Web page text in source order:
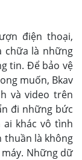
điện thoại,
chữa là những
tin. Để bảo vệ
muốn, Bkav
và video trên
đi những bức
khác vô tình
thuần là không
Những dữ